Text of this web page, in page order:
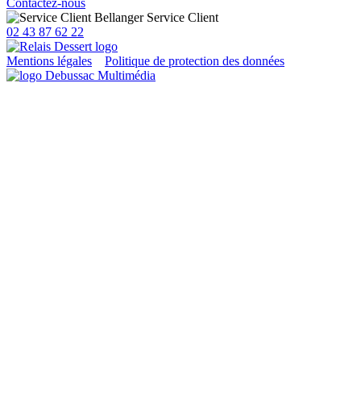
Contactez-nous
Service Client
02 43 87 62 22
Mentions légales Politique de protection des données